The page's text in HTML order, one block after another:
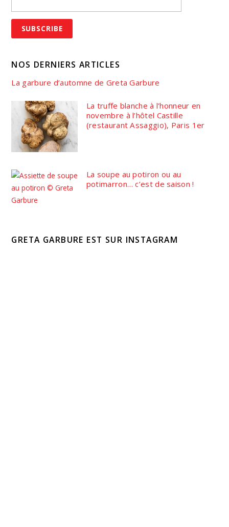
NOS DERNIERS ARTICLES
La garbure d’automne de Greta Garbure
La truffe blanche à l’honneur en
novembre à l’hôtel Castille
(restaurant Assaggio), Paris 1er
La soupe au potiron ou au
potimarron… c’est de saison !
GRETA GARBURE EST SUR INSTAGRAM